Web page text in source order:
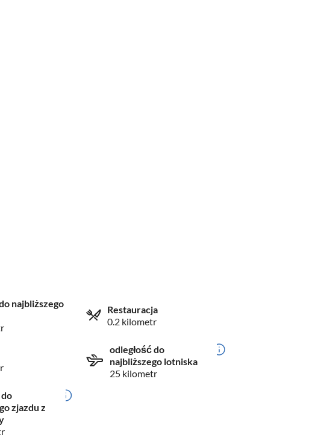
najbliższego
Restauracja
0.2 kilometr
odległość do
najbliższego lotniska
25 kilometr
zjazdu z